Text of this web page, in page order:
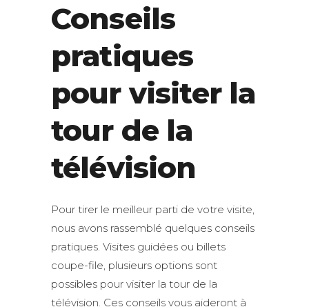
Conseils
pratiques
pour visiter la
tour de la
télévision
Pour tirer le meilleur parti de votre visite,
nous avons rassemblé quelques conseils
pratiques. Visites guidées ou billets
coupe-file, plusieurs options sont
possibles pour visiter la tour de la
télévision. Ces conseils vous aideront à